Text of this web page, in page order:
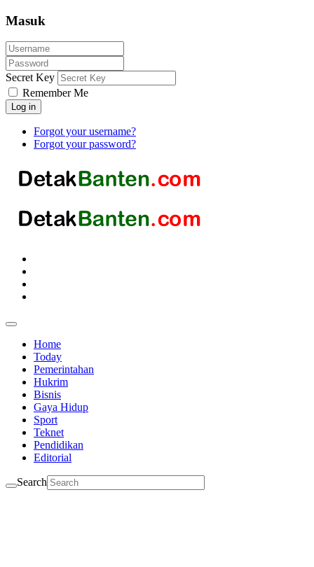
Masuk
Secret Key
Remember Me
Log in
Forgot your username?
Forgot your password?
Home
Today
Pemerintahan
Hukrim
Bisnis
Gaya Hidup
Sport
Teknet
Pendidikan
Editorial
Search